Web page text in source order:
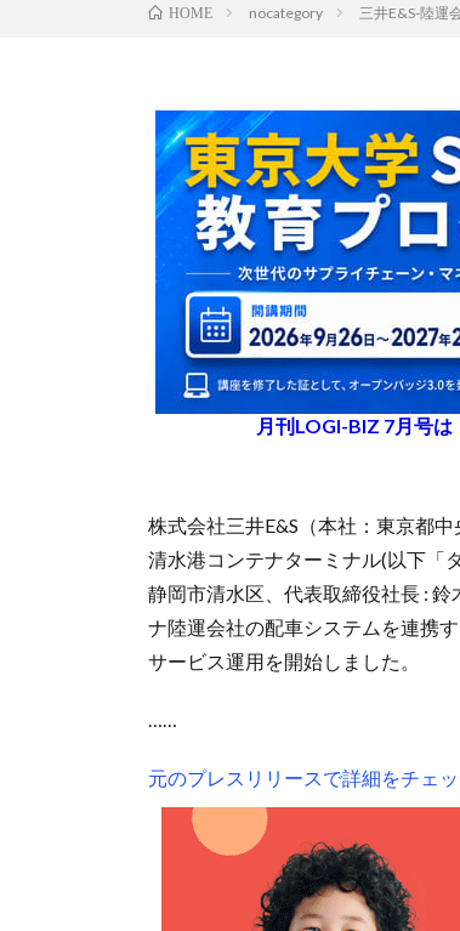
HOME nocategory 三井E&S-陸運
月刊LOGI-BIZ 7月号
株式会社三井E&S（本社：東京都
清水港コンテナターミナル(以下「
静岡市清水区、代表取締役社長 :
ナ陸運会社の配車システムを連携
サービス運用を開始しました。
……
元のプレスリリースで詳細をチェ